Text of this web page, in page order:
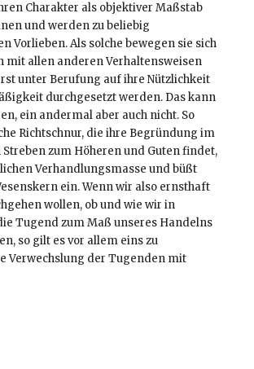
Charakter als objektiver Maßstab
und werden zu beliebig
Vorlieben. Als solche bewegen sie sich
mit allen anderen Verhaltensweisen
unter Berufung auf ihre Nützlichkeit
durchgesetzt werden. Das kann
ein andermal aber auch nicht. So
Richtschnur, die ihre Begründung im
zum Höheren und Guten findet,
Verhandlungsmasse und büßt
ein. Wenn wir also ernsthaft
wollen, ob und wie wir in
Tugend zum Maß unseres Handelns
so gilt es vor allem eins zu
Verwechslung der Tugenden mit